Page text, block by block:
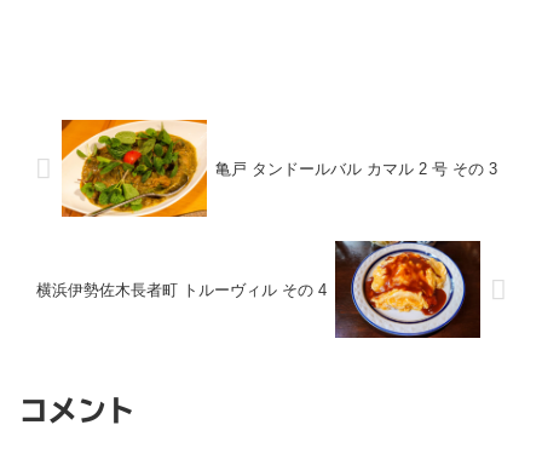
亀戸 タンドールバル カマル 2 号 その 3
横浜伊勢佐木長者町 トルーヴィル その 4
コメント